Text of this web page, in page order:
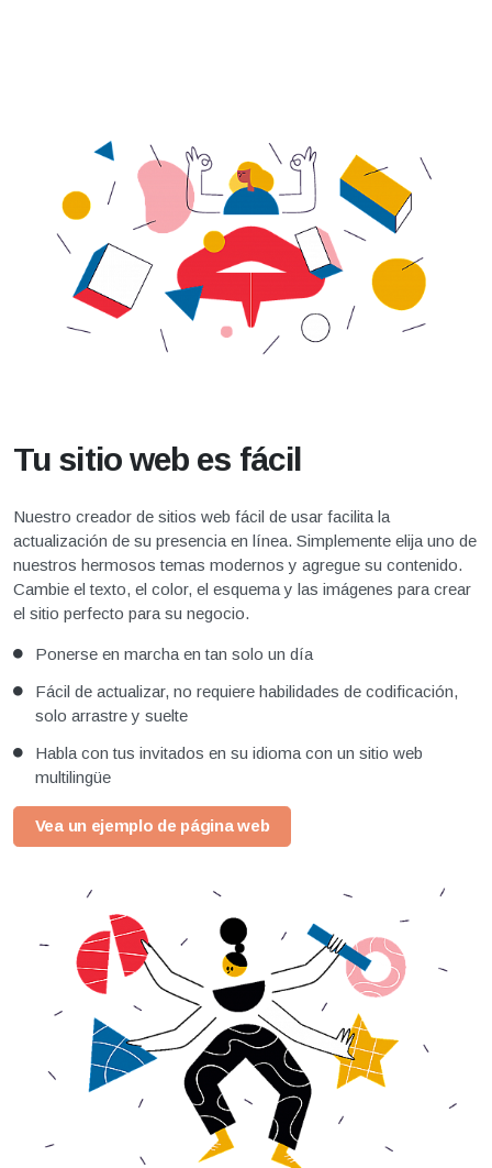
Tu sitio web es fácil
Nuestro creador de sitios web fácil de usar facilita la
actualización de su presencia en línea. Simplemente elija uno de
nuestros hermosos temas modernos y agregue su contenido.
Cambie el texto, el color, el esquema y las imágenes para crear
el sitio perfecto para su negocio.
Ponerse en marcha en tan solo un día
Fácil de actualizar, no requiere habilidades de codificación,
solo arrastre y suelte
Habla con tus invitados en su idioma con un sitio web
multilingüe
Vea un ejemplo de página web